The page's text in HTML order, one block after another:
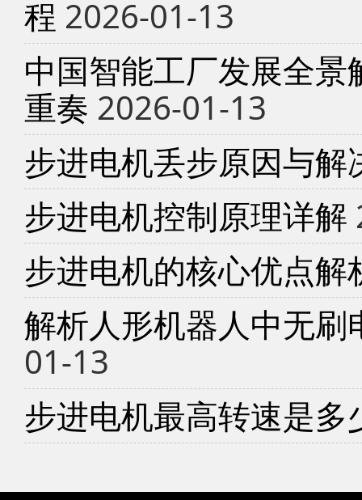
程 2026-01-13
中国智能工厂发展全
重奏 2026-01-13
步进电机丢步原因与解
步进电机控制原理详解
步进电机的核心优点解
解析人形机器人中无
01-13
步进电机最高转速是多